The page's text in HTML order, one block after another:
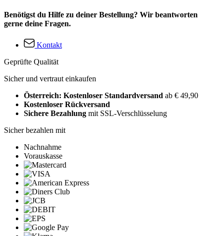
Benötigst du Hilfe zu deiner Bestellung? Wir beantworten
gerne deine Fragen.
Kontakt
Geprüfte Qualität
Sicher und vertraut einkaufen
Österreich: Kostenloser Standardversand ab € 49,90
Kostenloser Rückversand
Sichere Bezahlung mit SSL-Verschlüsselung
Sicher bezahlen mit
Nachnahme
Vorauskasse